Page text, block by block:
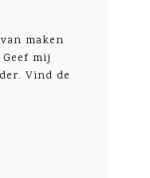
maken
mij
Vind de